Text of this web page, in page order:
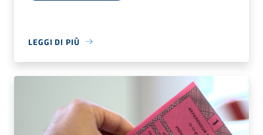
LEGGI DI PIÙ